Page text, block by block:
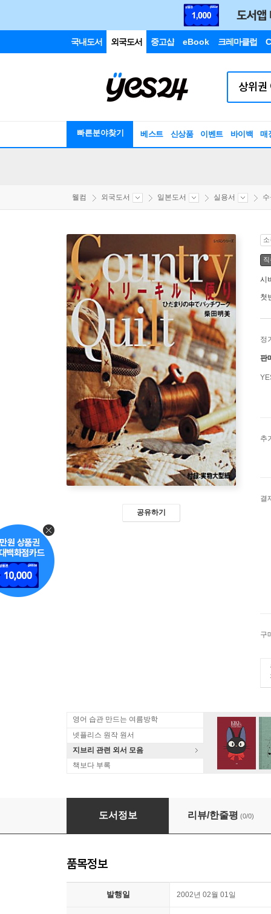
국내도서 외국도서 중고샵 eBook 크레마클럽
빠른분야찾기 베스트 신상품 이벤트 바이백 매
웰컴 외국도서 일본도서 실용서
공유하기
시
첫
정
판
추
결
구
영어 습관 만드는 여름방학
넷플리스 원작 원서
지브리 관련 외서 모음
책보다 부록
カントリ-キルト便り
도서정보 리뷰/한줄평 (0/0)
품목정보
발행일 2002년 02월 01일